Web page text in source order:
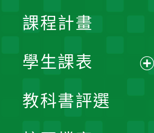
課程計畫
學生課表
教科書評選